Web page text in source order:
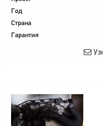
Год
Страна
Гарантия